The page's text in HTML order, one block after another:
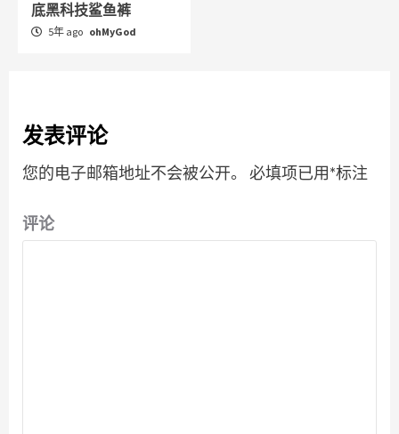
底黑科技鲨鱼裤
5年 ago ohMyGod
发表评论
您的电子邮箱地址不会被公开。 必填项已用*标注
评论